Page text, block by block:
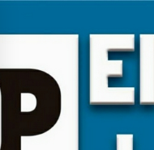
content